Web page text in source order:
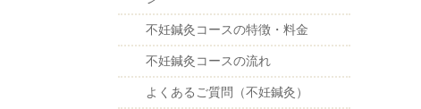
不妊鍼灸コースの特徴・料金
不妊鍼灸コースの流れ
よくあるご質問（不妊鍼灸）